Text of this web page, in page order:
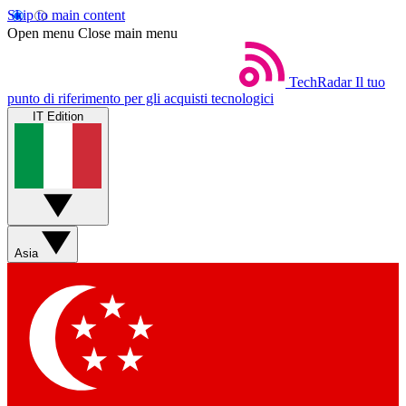
Skip to main content
Open menu Close main menu
TechRadar Il tuo
punto di riferimento per gli acquisti tecnologici
IT Edition
Asia